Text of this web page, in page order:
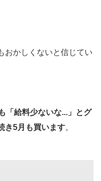
おかしくないと信じてい
「給料少ないな...」とグ
き5月も買います。